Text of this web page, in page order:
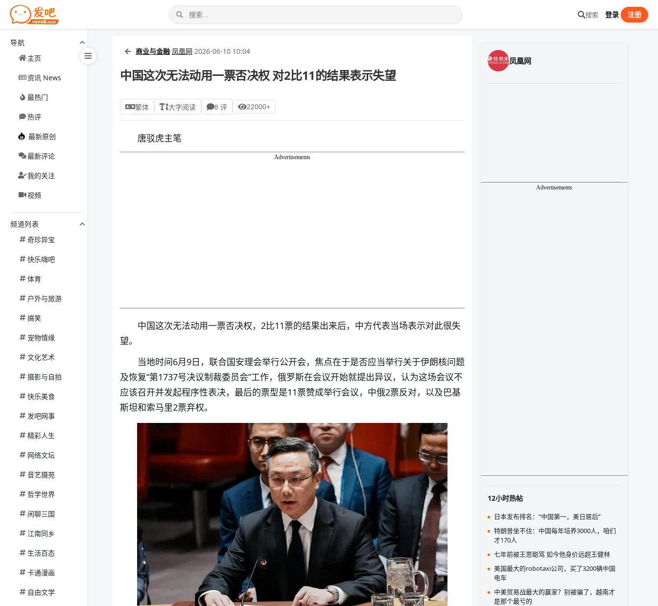
搜索 登录 注册
导航
主页
资讯 News
最热门
热评
最新原创
最新评论
我的关注
视频
频道列表
奇珍异宝
快乐嗨吧
体育
户外与旅游
搞笑
宠物情缘
文化艺术
摄影与自拍
快乐美食
发吧网事
精彩人生
网络文坛
音艺摄苑
哲学世界
闲聊三国
江南同乡
生活百态
卡通漫画
自由文学
商业与金融·凤凰网·2026-06-10 10:04
中国这次无法动用一票否决权 对2比11的结果表示失望
繁体 大字阅读 8 评 22000+
唐驳虎主笔
Advertisements
中国这次无法动用一票否决权，2比11票的结果出来后，中方代表当场表示对此很失
望。
当地时间6月9日，联合国安理会举行公开会，焦点在于是否应当举行关于伊朗核问题
及恢复“第1737号决议制裁委员会”工作，俄罗斯在会议开始就提出异议，认为这场会议不
应该召开并发起程序性表决，最后的票型是11票赞成举行会议，中俄2票反对，以及巴基
斯坦和索马里2票弃权。
凤凰网
Advertisements
12小时热帖
日本发布排名：“中国第一，美日居后”
特朗普坐不住：中国每年培养3000人，咱们
才170人
七年前被王思聪骂 如今他身价远超王健林
美国最大的robotaxi公司，买了3200辆中国
电车
中美贸易战最大的赢家？别被骗了，越南才
是那个最亏的